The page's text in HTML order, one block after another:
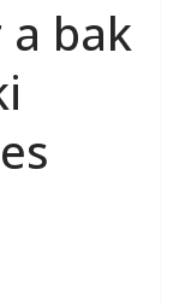
bak